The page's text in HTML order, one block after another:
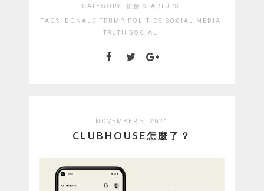
CATEGORY: 初創 STARTUPS
TAGS: DONALD TRUMP POLITICS
SOCIAL MEDIA
TRUTH SOCIAL
NOVEMBER 5, 2021
CLUBHOUSE怎麼了？